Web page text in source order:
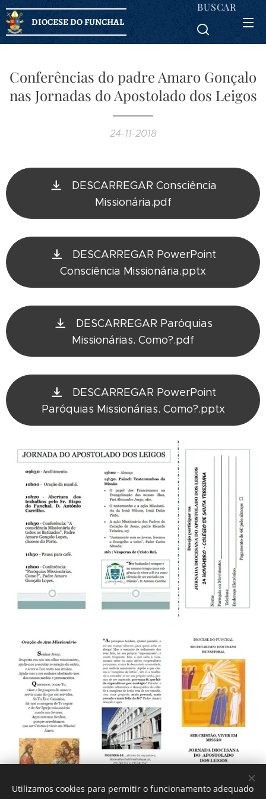
DIOCESE DO FUNCHAL
BUSCAR
Conferências do padre Amaro Gonçalo
nas Jornadas do Apostolado dos Leigos
24-11-2018
DESCARREGAR Consciência
Missionária.pdf
DESCARREGAR PowerPoint
Consciência Missionária.pptx
DESCARREGAR Paróquias
Missionárias. Como?.pdf
DESCARREGAR PowerPoint
Paróquias Missionárias. Como?.pptx
Utilizamos cookies para permitir o funcionamento adequado